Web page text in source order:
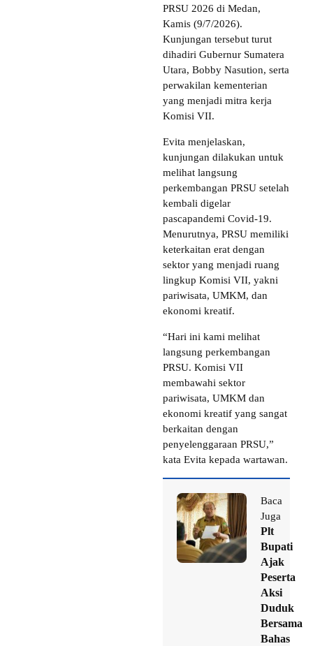
PRSU 2026 di Medan,
Kamis (9/7/2026).
Kunjungan tersebut turut
dihadiri Gubernur Sumatera
Utara, Bobby Nasution, serta
perwakilan kementerian
yang menjadi mitra kerja
Komisi VII.
Evita menjelaskan,
kunjungan dilakukan untuk
melihat langsung
perkembangan PRSU setelah
kembali digelar
pascapandemi Covid-19.
Menurutnya, PRSU memiliki
keterkaitan erat dengan
sektor yang menjadi ruang
lingkup Komisi VII, yakni
pariwisata, UMKM, dan
ekonomi kreatif.
“Hari ini kami melihat
langsung perkembangan
PRSU. Komisi VII
membawahi sektor
pariwisata, UMKM dan
ekonomi kreatif yang sangat
berkaitan dengan
penyelenggaraan PRSU,”
kata Evita kepada wartawan.
Baca
Juga
Plt
Bupati
Ajak
Peserta
Aksi
Duduk
Bersama
Bahas